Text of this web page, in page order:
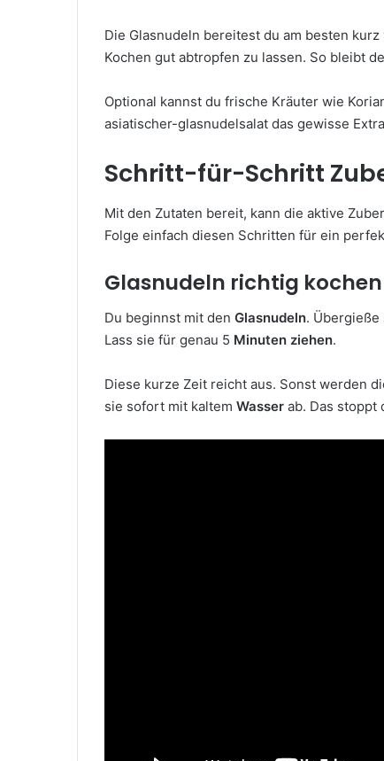
Die Glasnudeln bereitest du am besten
Kochen gut abtropfen zu lassen. So bleibt
Optional kannst du frische Kräuter wie
asiatischer-glasnudelsalat das gewisse
Schritt-für-Schritt
Mit den Zutaten bereit, kann die aktive
Folge einfach diesen Schritten für ein
Glasnudeln richtig
Du beginnst mit den Glasnudeln.
Lass sie für genau 5 Minuten ziehen.
Diese kurze Zeit reicht aus. Sonst werden
sie sofort mit kaltem Wasser ab. Das stoppt